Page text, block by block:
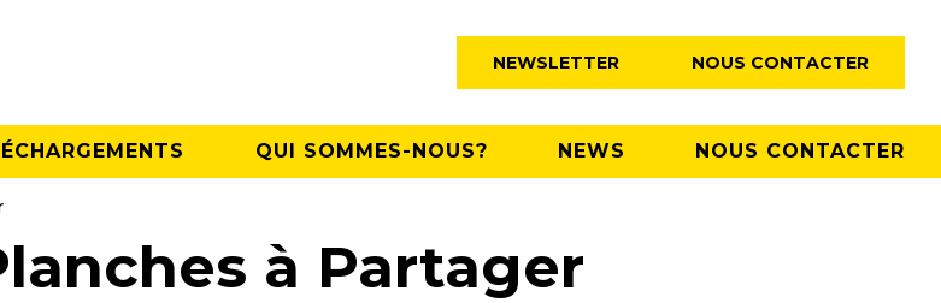
NEWSLETTER NOUS CONTACTER
QUI SOMMES-NOUS? NEWS NOUS CONTACTER
à Partager